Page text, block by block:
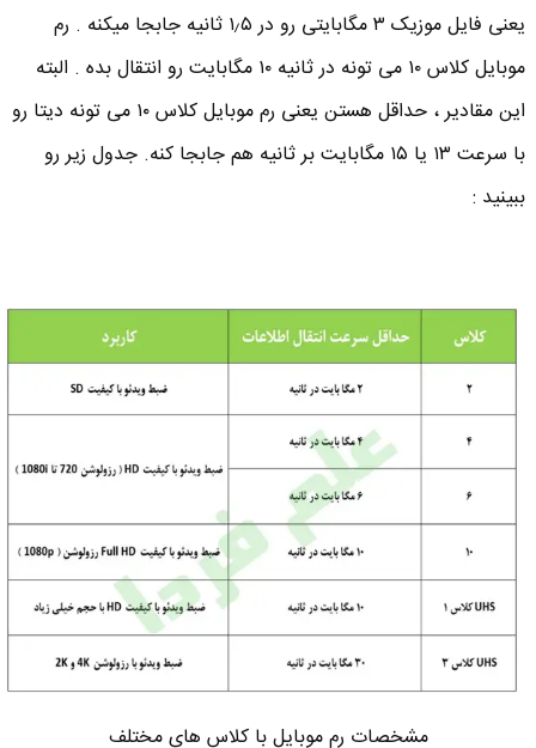
یعنی فایل موزیک ۳ مگابایتی رو در ۱٫۵ ثانیه جابجا میکنه . رم
موبایل کلاس ۱۰ می تونه در ثانیه ۱۰ مگابایت رو انتقال بده . البته
این مقادیر ، حداقل هستن یعنی رم موبایل کلاس ۱۰ می تونه دیتا رو
با سرعت ۱۳ یا ۱۵ مگابایت بر ثانیه هم جابجا کنه. جدول زیر رو
ببینید :
مشخصات رم موبایل با کلاس های مختلف